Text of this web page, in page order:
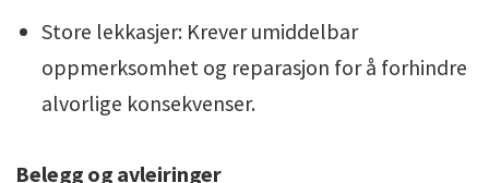
Store lekkasjer: Krever umiddelbar
oppmerksomhet og reparasjon for å forhindre
alvorlige konsekvenser.
Belegg og avleiringer